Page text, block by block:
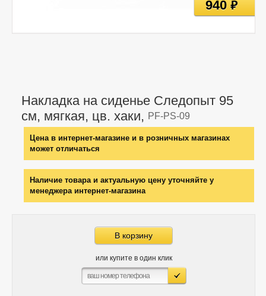
Накладка на сиденье Следопыт 95
см, мягкая, цв. хаки, PF-PS-09
Цена в интернет-магазине и в розничных магазинах
может отличаться
Наличие товара и актуальную цену уточняйте у
менеджера интернет-магазина
В корзину
или купите в один клик
940руб